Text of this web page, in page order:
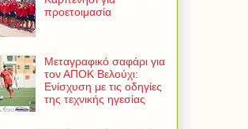
προετοιμασία
Μεταγραφικό σαφάρι για
τον ΑΠΟΚ Βελούχι:
Ενίσχυση με τις οδηγίες
της τεχνικής ηγεσίας